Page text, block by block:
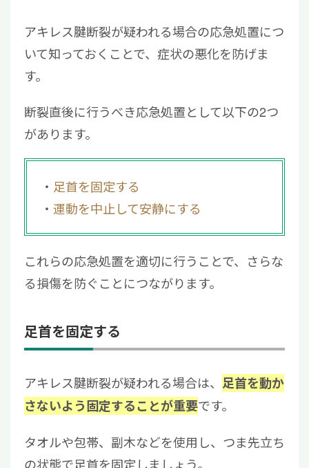
アキレス腱断裂が疑われる場合の応急処置につ
いて知っておくことで、症状の悪化を防げま
す。
断裂直後に行うべき応急処置として以下の2つ
があります。
足首を固定する
運動を中止して安静にする
これらの応急処置を適切に行うことで、さらな
る損傷を防ぐことにつながります。
足首を固定する
アキレス腱断裂が疑われる場合は、 足首を動か
さないよう固定することが重要です。
タオルや包帯、副木などを使用し、つま先立ち
の状態で足首を固定しましょう。